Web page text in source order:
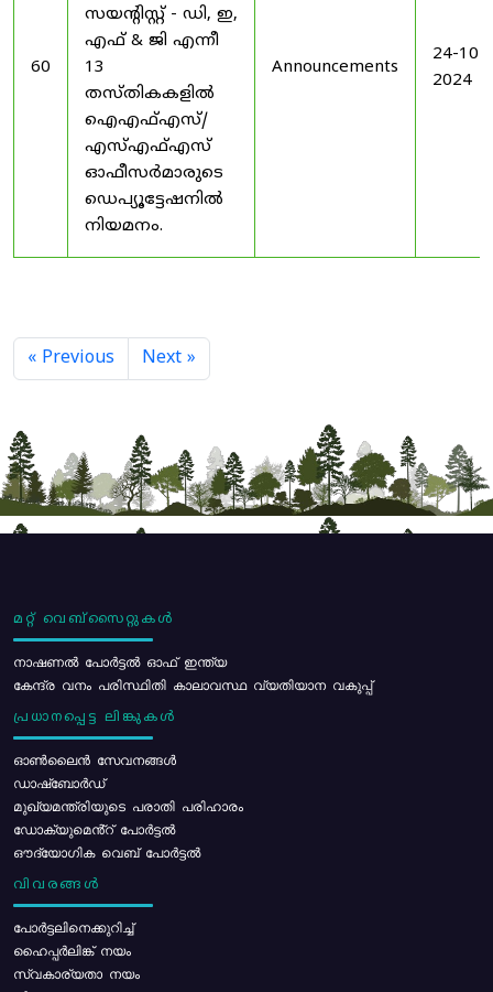
60
സയൻ്റിസ്റ്റ് - ഡി, ഇ,
എഫ് & ജി എന്നീ
13
തസ്തികകളിൽ
ഐഎഫ്എസ്/
എസ്എഫ്എസ്
ഓഫീസർമാരുടെ
ഡെപ്യൂട്ടേഷനിൽ
നിയമനം.
Announcements
24-10-
2024
« Previous Next »
മറ്റ് വെബ്സൈറ്റുകൾ
നാഷണൽ പോർട്ടൽ ഓഫ് ഇന്ത്യ
കേന്ദ്ര വനം പരിസ്ഥിതി കാലാവസ്ഥ വ്യതിയാന വകുപ്പ്
പ്രധാനപ്പെട്ട ലിങ്കുകൾ
ഓൺലൈൻ സേവനങ്ങൾ
ഡാഷ്ബോർഡ്
മുഖ്യമന്ത്രിയുടെ പരാതി പരിഹാരം
ഡോക്യുമെൻ്റ് പോർട്ടൽ
ഔദ്യോഗിക വെബ് പോർട്ടൽ
വിവരങ്ങൾ
പോര്‍ട്ടലിനെക്കുറിച്ച്
ഹൈപ്പർലിങ്ക് നയം
സ്വകാര്യതാ നയം